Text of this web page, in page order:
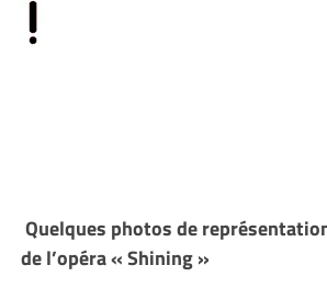
Quelques photos de
de l’opéra « Shining »